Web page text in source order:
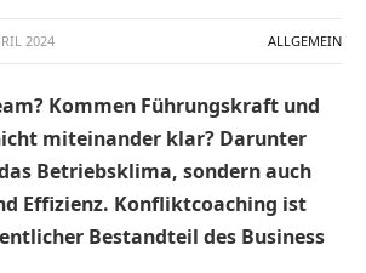
2024 ALLGEMEIN
Kommen Führungskraft und
miteinander klar? Darunter
Betriebsklima, sondern auch
Effizienz. Konfliktcoaching ist
Bestandteil des Business